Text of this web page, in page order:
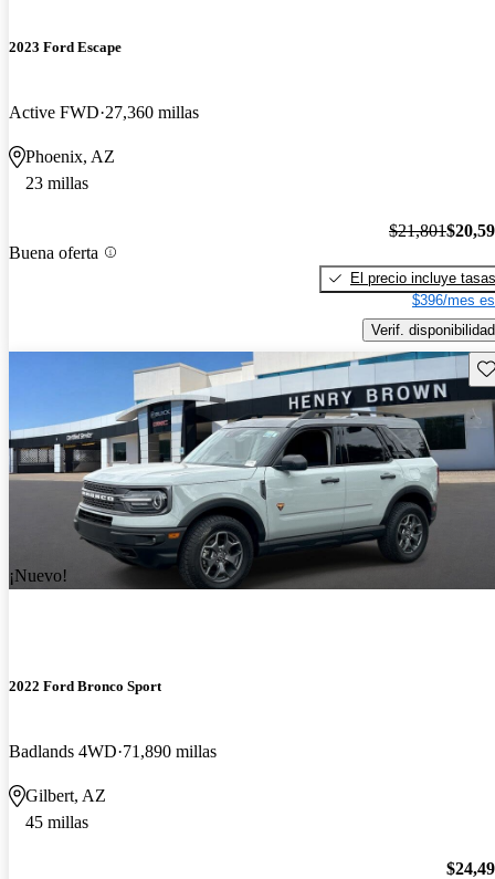
2023 Ford Escape
Active FWD 27,360 millas
Phoenix, AZ
23 millas
Buena oferta
$21,801
El precio incluye tasas
$396/mes
Verif. disponibilidad
¡Nuevo!
2022 Ford Bronco Sport
Badlands 4WD 71,890 millas
Gilbert, AZ
45 millas